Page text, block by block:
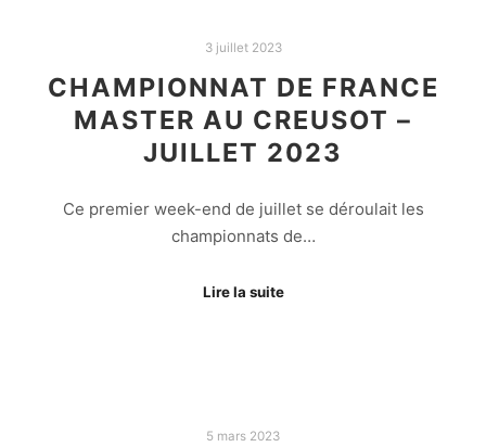
3 juillet 2023
CHAMPIONNAT DE FRANCE
MASTER AU CREUSOT –
JUILLET 2023
Ce premier week-end de juillet se déroulait les
championnats de…
Lire la suite
5 mars 2023